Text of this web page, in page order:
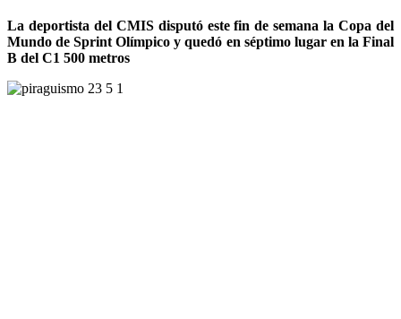
La deportista del CMIS disputó este fin de semana la Copa del
Mundo de Sprint Olímpico y quedó en séptimo lugar en la Final
B del C1 500 metros